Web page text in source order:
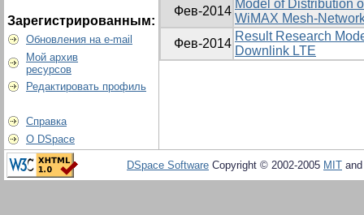
Зарегистрированным:
Обновления на e-mail
Мой архив
ресурсов
Редактировать профиль
Справка
О DSpace
Фев-2014
Model of Distribution
WiMAX Mesh-
Фев-2014
Result Research
Downlink LTE
DSpace Software Copyright © 2002-2005 MIT